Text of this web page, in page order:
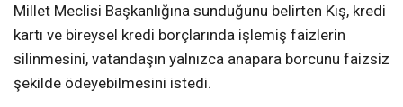
Millet Meclisi Başkanlığına sunduğunu belirten Kış, kredi
kartı ve bireysel kredi borçlarında işlemiş faizlerin
silinmesini, vatandaşın yalnızca anapara borcunu faizsiz
şekilde ödeyebilmesini istedi.